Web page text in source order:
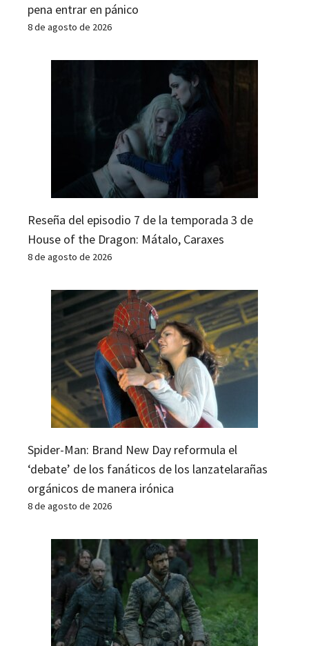
pena entrar en pánico
8 de agosto de 2026
Reseña del episodio 7 de la temporada 3 de
House of the Dragon: Mátalo, Caraxes
8 de agosto de 2026
Spider-Man: Brand New Day reformula el
‘debate’ de los fanáticos de los lanzatelarañas
orgánicos de manera irónica
8 de agosto de 2026